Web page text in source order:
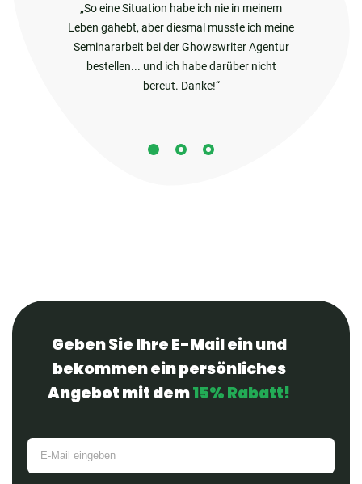
So eine Situation habe ich nie in meinem
Leben gahebt, aber diesmal musste ich meine
Seminararbeit bei der Ghowswriter Agentur
bestellen... und ich habe darüber nicht
bereut. Danke!
Geben Sie Ihre E-Mail ein und
bekommen ein persönliches
Angebot mit dem15% Rabatt!